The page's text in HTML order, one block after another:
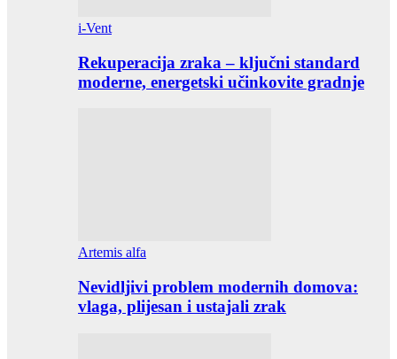
i-Vent
Rekuperacija zraka – ključni standard
moderne, energetski učinkovite gradnje
Artemis alfa
Nevidljivi problem modernih domova:
vlaga, plijesan i ustajali zrak